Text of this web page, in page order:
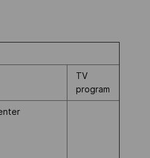
TV
program